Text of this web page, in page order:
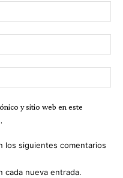
y sitio web en este
los siguientes comentarios
cada nueva entrada.